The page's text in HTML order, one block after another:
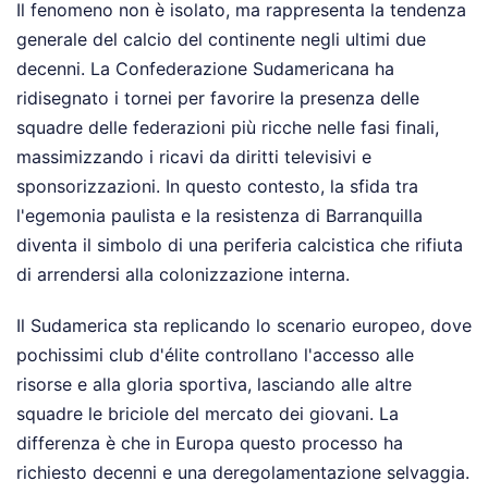
Il fenomeno non è isolato, ma rappresenta la tendenza
generale del calcio del continente negli ultimi due
decenni. La Confederazione Sudamericana ha
ridisegnato i tornei per favorire la presenza delle
squadre delle federazioni più ricche nelle fasi finali,
massimizzando i ricavi da diritti televisivi e
sponsorizzazioni. In questo contesto, la sfida tra
l'egemonia paulista e la resistenza di Barranquilla
diventa il simbolo di una periferia calcistica che rifiuta
di arrendersi alla colonizzazione interna.
Il Sudamerica sta replicando lo scenario europeo, dove
pochissimi club d'élite controllano l'accesso alle
risorse e alla gloria sportiva, lasciando alle altre
squadre le briciole del mercato dei giovani. La
differenza è che in Europa questo processo ha
richiesto decenni e una deregolamentazione selvaggia.